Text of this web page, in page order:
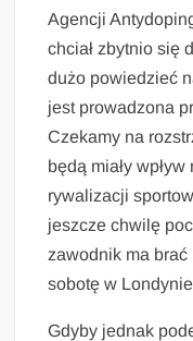
Agencji
chciał zbytnio się
dużo powiedzieć
jest prowadzona
Czekamy na
będą miały
rywalizacji
jeszcze chwilę
zawodnik ma
sobotę w Londynie
Gdyby jednak